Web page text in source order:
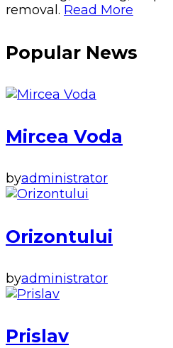
removal. Read More
Popular News
Mircea Voda
byadministrator
Orizontului
byadministrator
Prislav